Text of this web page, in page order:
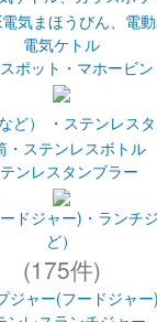
ケトル、ガラスポッ
電気まほうびん、電動
電気ケトル
ポット・マホービン
ど） ・ステンレス
・ステンレスボトル
テンレスタンブラー